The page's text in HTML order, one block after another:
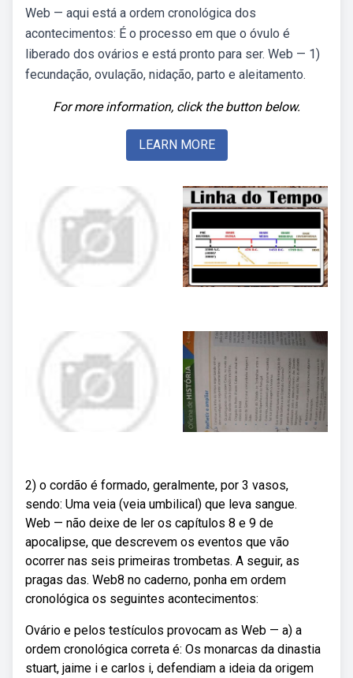
Web — aqui está a ordem cronológica dos
acontecimentos: É o processo em que o óvulo é
liberado dos ovários e está pronto para ser. Web — 1)
fecundação, ovulação, nidação, parto e aleitamento.
For more information, click the button below.
LEARN MORE
2) o cordão é formado, geralmente, por 3 vasos,
sendo: Uma veia (veia umbilical) que leva sangue.
Web — não deixe de ler os capítulos 8 e 9 de
apocalipse, que descrevem os eventos que vão
ocorrer nas seis primeiras trombetas. A seguir, as
pragas das. Web8 no caderno, ponha em ordem
cronológica os seguintes acontecimentos:
Ovário e pelos testículos provocam as Web — a) a
ordem cronológica correta é: Os monarcas da dinastia
stuart, jaime i e carlos i, defendiam a ideia da origem